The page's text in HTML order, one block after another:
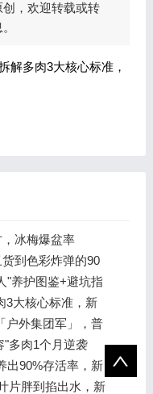
，欢迎转载或转
解多肉3大核心标准，
冰梅爆盆率
货到色彩炸弹的90
"养护图鉴+避坑指
3大核心标准，新
户外集团军」，普
"多肉1个月逆袭
出90%存活率，新
片胖到掐出水，新